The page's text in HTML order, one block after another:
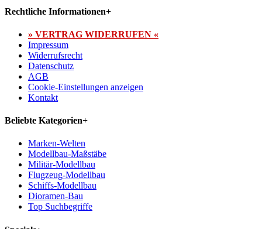
Rechtliche Informationen+
» VERTRAG WIDERRUFEN «
Impressum
Widerrufsrecht
Datenschutz
AGB
Cookie-Einstellungen anzeigen
Kontakt
Beliebte Kategorien+
Marken-Welten
Modellbau-Maßstäbe
Militär-Modellbau
Flugzeug-Modellbau
Schiffs-Modellbau
Dioramen-Bau
Top Suchbegriffe